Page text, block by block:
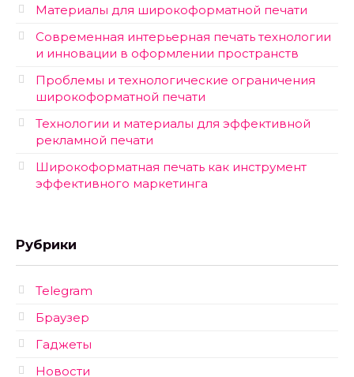
Материалы для широкоформатной печати
Современная интерьерная печать технологии
и инновации в оформлении пространств
Проблемы и технологические ограничения
широкоформатной печати
Технологии и материалы для эффективной
рекламной печати
Широкоформатная печать как инструмент
эффективного маркетинга
Рубрики
Telegram
Браузер
Гаджеты
Новости